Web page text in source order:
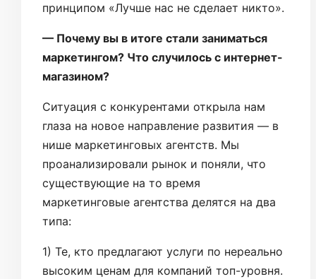
принципом «Лучше нас не сделает никто».
— Почему вы в итоге стали заниматься
маркетингом? Что случилось с интернет-
магазином?
Ситуация с конкурентами открыла нам
глаза на новое направление развития — в
нише маркетинговых агентств. Мы
проанализировали рынок и поняли, что
существующие на то время
маркетинговые агентства делятся на два
типа:
1) Те, кто предлагают услуги по нереально
высоким ценам для компаний топ-уровня.